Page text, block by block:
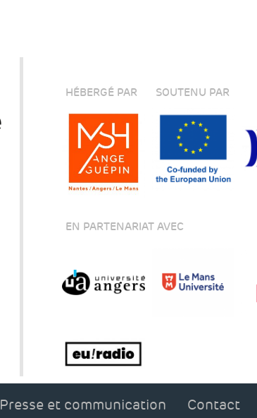
HÉBERGÉ PAR SOUTENU PAR
EN PARTENARIAT AVEC
Presse et communication Contact